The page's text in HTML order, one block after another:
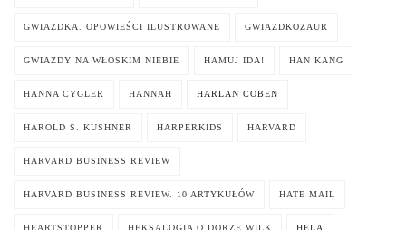
GWIAZDKA. OPOWIEŚCI ILUSTROWANE GWIAZDKOZAUR
GWIAZDY NA WŁOSKIM NIEBIE HAMUJ IDA! HAN KANG
HANNA CYGLER HANNAH HARLAN COBEN
HAROLD S. KUSHNER HARPERKIDS HARVARD
HARVARD BUSINESS REVIEW
HARVARD BUSINESS REVIEW. 10 ARTYKUŁÓW HATE MAIL
HEARTSTOPPER HEKSALOGIA O DORZE WILK HELA